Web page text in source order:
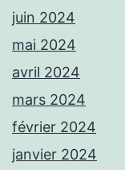
juin 2024
mai 2024
avril 2024
mars 2024
février 2024
janvier 2024